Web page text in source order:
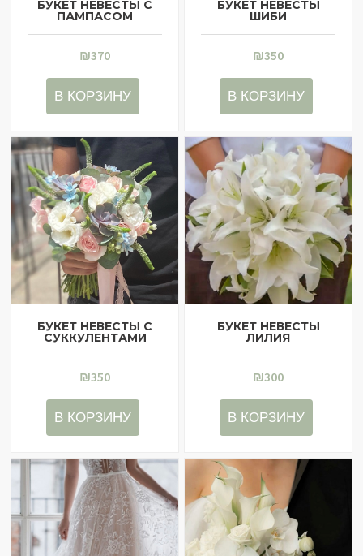
БУКЕТ НЕВЕСТЫ С
ПАМПАСОМ
₪370
В КОРЗИНУ
БУКЕТ НЕВЕСТЫ
ШИБИ
₪350
В КОРЗИНУ
БУКЕТ НЕВЕСТЫ С
СУККУЛЕНТАМИ
₪350
В КОРЗИНУ
БУКЕТ НЕВЕСТЫ
ЛИЛИЯ
₪300
В КОРЗИНУ